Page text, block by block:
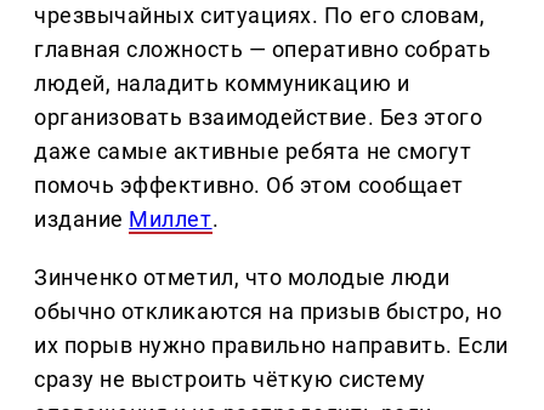
чрезвычайных ситуациях. По его словам,
главная сложность — оперативно собрать
людей, наладить коммуникацию и
организовать взаимодействие. Без этого
даже самые активные ребята не смогут
помочь эффективно. Об этом сообщает
издание Миллет.
Зинченко отметил, что молодые люди
обычно откликаются на призыв быстро, но
их порыв нужно правильно направить. Если
сразу не выстроить чёткую систему